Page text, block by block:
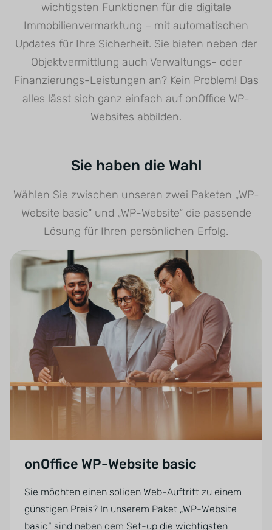
wichtigsten Funktionen für die digitale
Immobilienvermarktung – mit automatischen
Updates für Ihre Sicherheit. Sie bieten neben der
Objektvermittlung auch Verwaltungs- oder
Finanzierungs-Leistungen an? Kein Problem! Das
alles lässt sich ganz einfach auf onOffice WP-
Websites abbilden.
Sie haben die Wahl
Wählen Sie zwischen unseren zwei Paketen „WP-
Website basic“ und „WP-Website“ die passende
Lösung für Ihren persönlichen Erfolg.
onOffice WP-Website basic
Sie möchten einen soliden Web-Auftritt zu einem
günstigen Preis? In unserem Paket „WP-Website
basic“ sind neben dem Set-up die wichtigsten